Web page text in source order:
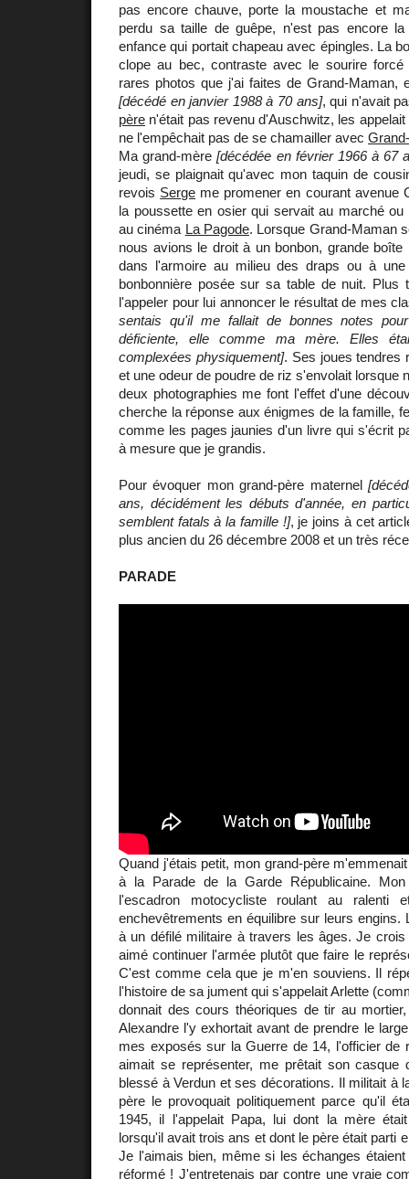
pas encore chauve, porte la moustache et
perdu sa taille de guêpe, n'est pas encore
enfance qui portait chapeau avec épingles. La
clope au bec, contraste avec le sourire
rares photos que j'ai faites de Grand-Maman,
[décédé en janvier 1988 à 70 ans], qui n'avait
père n'était pas revenu d'Auschwitz, les
ne l'empêchait pas de se chamailler avec
Ma grand-mère[décédée en février 1966 à 67
jeudi, se plaignait qu'avec mon taquin de
revois Serge me promener en courant avenue
la poussette en osier qui servait au marché
au cinéma La Pagode. Lorsque Grand-Maman
nous avions le droit à un bonbon, grande
dans l'armoire au milieu des draps ou à
bonbonnière posée sur sa table de nuit. Plus
l'appeler pour lui annoncer le résultat de mes
sentais qu'il me fallait de bonnes notes
déficiente, elle comme ma mère. Elles
complexées physiquement]. Ses joues tendres
et une odeur de poudre de riz s'envolait lorsque
deux photographies me font l'effet d'une
cherche la réponse aux énigmes de la famille,
comme les pages jaunies d'un livre qui s'écrit
à mesure que je grandis.
Pour évoquer mon grand-père maternel
ans, décidément les débuts d'année, en
semblent fatals à la famille !], je joins à cet
plus ancien du 26 décembre 2008 et un très
PARADE
Quand j'étais petit, mon grand-père
à la Parade de la Garde Républicaine.
l'escadron motocycliste roulant au ralenti
enchevêtrements en équilibre sur leurs engins.
à un défilé militaire à travers les âges. Je crois
aimé continuer l'armée plutôt que faire le
C'est comme cela que je m'en souviens. Il
l'histoire de sa jument qui s'appelait Arlette
donnait des cours théoriques de tir au
Alexandre l'y exhortait avant de prendre le
mes exposés sur la Guerre de 14, l'officier de
aimait se représenter, me prêtait son casque
blessé à Verdun et ses décorations. Il militait à
père le provoquait politiquement parce qu'il
1945, il l'appelait Papa, lui dont la mère
lorsqu'il avait trois ans et dont le père était parti
Je l'aimais bien, même si les échanges
réformé ! J'entretenais par contre une vraie